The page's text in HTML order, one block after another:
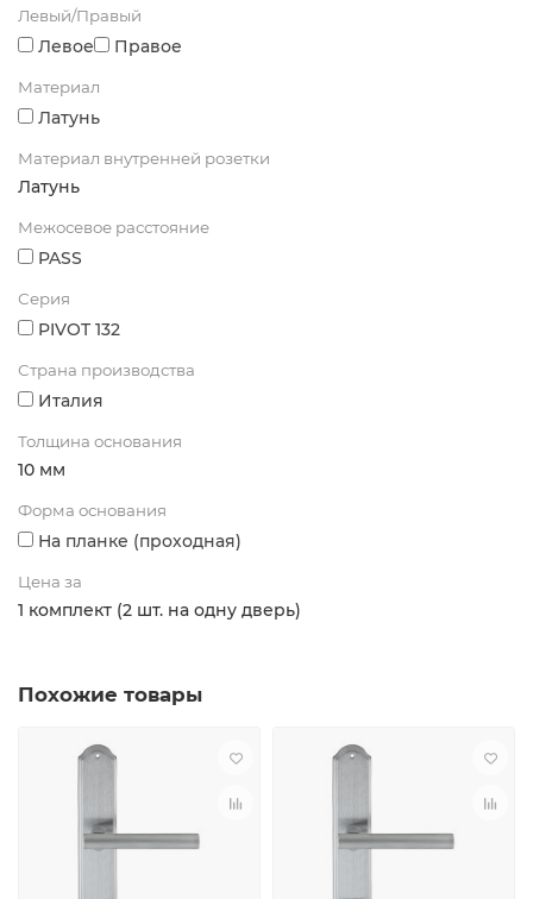
Левый/Правый
Левое Правое
Материал
Латунь
Материал внутренней розетки
Латунь
Межосевое расстояние
PASS
Серия
PIVOT 132
Страна производства
Италия
Толщина основания
10 мм
Форма основания
На планке (проходная)
Цена за
1 комплект (2 шт. на одну дверь)
Похожие товары